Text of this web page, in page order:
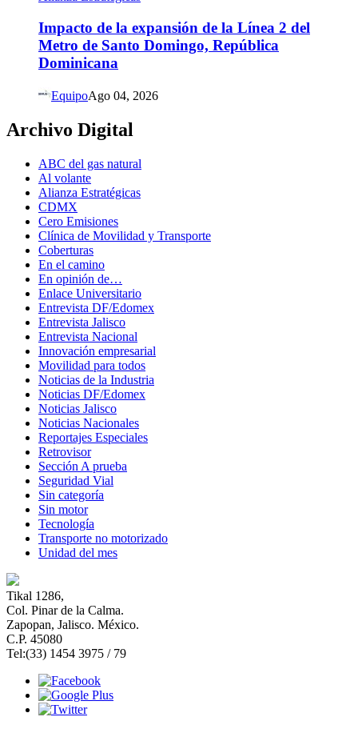
Impacto de la expansión de la Línea 2 del
Metro de Santo Domingo, República
Dominicana
EquipoAgo 04, 2026
Archivo Digital
ABC del gas natural
Al volante
Alianza Estratégicas
CDMX
Cero Emisiones
Clínica de Movilidad y Transporte
Coberturas
En el camino
En opinión de…
Enlace Universitario
Entrevista DF/Edomex
Entrevista Jalisco
Entrevista Nacional
Innovación empresarial
Movilidad para todos
Noticias de la Industria
Noticias DF/Edomex
Noticias Jalisco
Noticias Nacionales
Reportajes Especiales
Retrovisor
Sección A prueba
Seguridad Vial
Sin categoría
Sin motor
Tecnología
Transporte no motorizado
Unidad del mes
Tikal 1286,
Col. Pinar de la Calma.​
Zapopan, Jalisco. México.
C.P. 45080​
Tel:(33) 1454 3975 / 79